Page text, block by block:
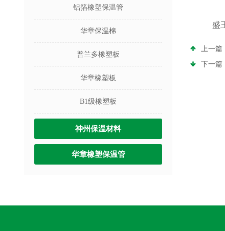
铝箔橡塑保温管
华章保温棉
普兰多橡塑板
华章橡塑板
B1级橡塑板
神州保温材料
华章橡塑保温管
盛
上一篇
下一篇